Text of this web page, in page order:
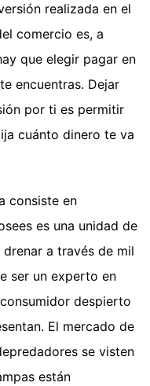
realizada en el
comercio es, a
que elegir pagar en
encuentras. Dejar
por ti es permitir
cuánto dinero te va
consiste en
es una unidad de
a través de mil
ser un experto en
despierto
El mercado de
se visten
están